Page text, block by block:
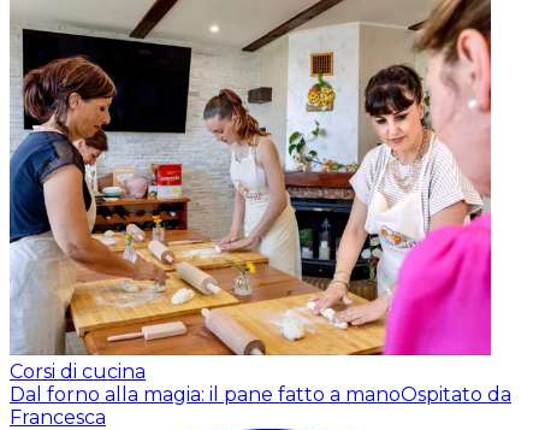
Corsi di cucina
Dal forno alla magia: il pane fatto a manoOspitato da
Francesca